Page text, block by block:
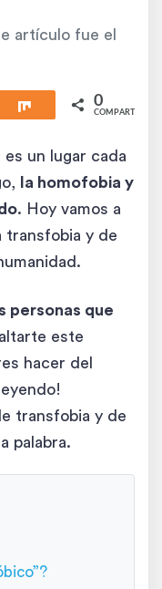
artículo fue el
Compartir
0
COMPARTIR
es un lugar cada
la homofobia y
. Hoy vamos a
transfobia y de
personas que
este
hacer del
transfobia y de
palabra.